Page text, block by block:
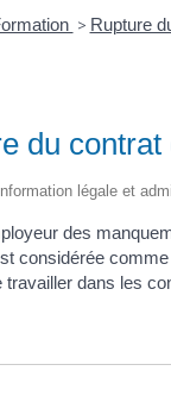
> Rupture
du
légale et
des
considérée
dans les